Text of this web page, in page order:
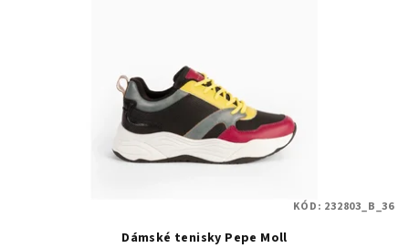
Dámské tenisky Pepe Moll
KÓD: 232803_B_36